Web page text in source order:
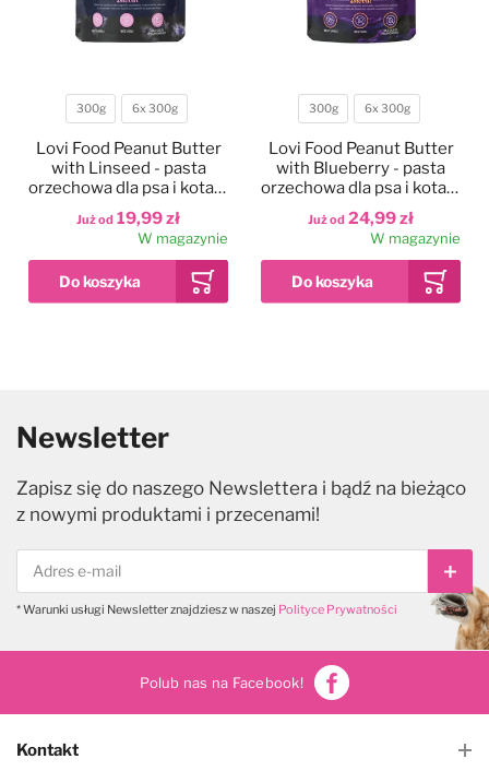
Waga
300g 6x 300g
Już od 19,99 zł
Lovi Food Peanut Butter
with Linseed - pasta
orzechowa dla psa i kota, z
siemieniem lnianym
W magazynie
Waga
300g 6x 300g
Już od 24,99 zł
Lovi Food Peanut Butter
with Blueberry - pasta
orzechowa dla psa i kota, z
borówkami
W magazynie
Newsletter
Zapisz się do naszego Newslettera i bądź na bieżąco
z nowymi produktami i przecenami!
* Warunki usługi Newsletter znajdziesz w naszej Polityce Prywatności
Polub nas na Facebook!
Kontakt